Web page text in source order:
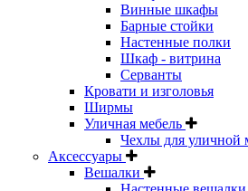
Винные шкафы
Барные стойки
Настенные полки
Шкаф - витрина
Серванты
Кровати и изголовья
Ширмы
Уличная мебель
Чехлы для уличной
Аксессуары
Вешалки